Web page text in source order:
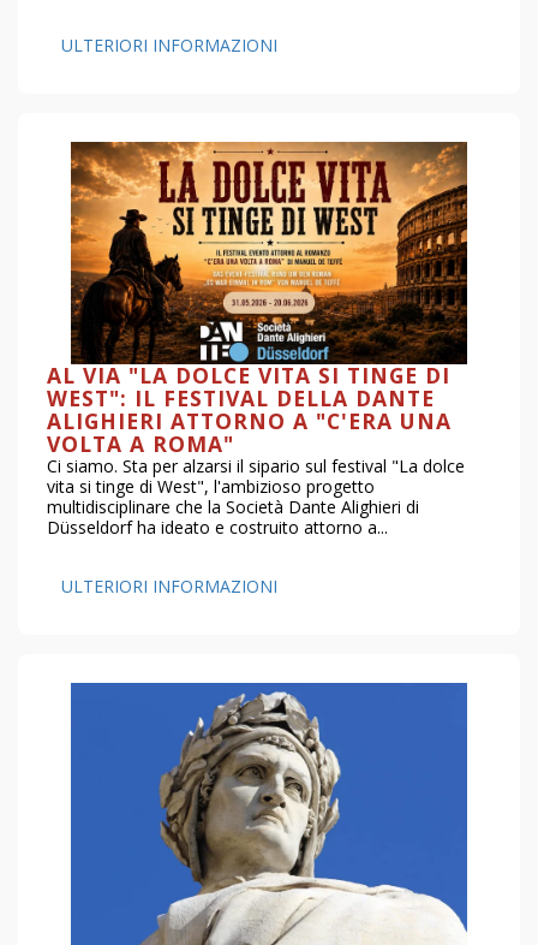
ULTERIORI INFORMAZIONI
AL VIA "LA DOLCE VITA SI TINGE DI
WEST": IL FESTIVAL DELLA DANTE
ALIGHIERI ATTORNO A "C'ERA UNA
VOLTA A ROMA"
Ci siamo. Sta per alzarsi il sipario sul festival "La dolce
vita si tinge di West", l'ambizioso progetto
multidisciplinare che la Società Dante Alighieri di
Düsseldorf ha ideato e costruito attorno a...
ULTERIORI INFORMAZIONI